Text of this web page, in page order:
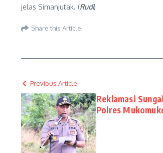
jelas Simanjutak. (Rudi)
Share this Article
Previous Article
Reklamasi
Polres